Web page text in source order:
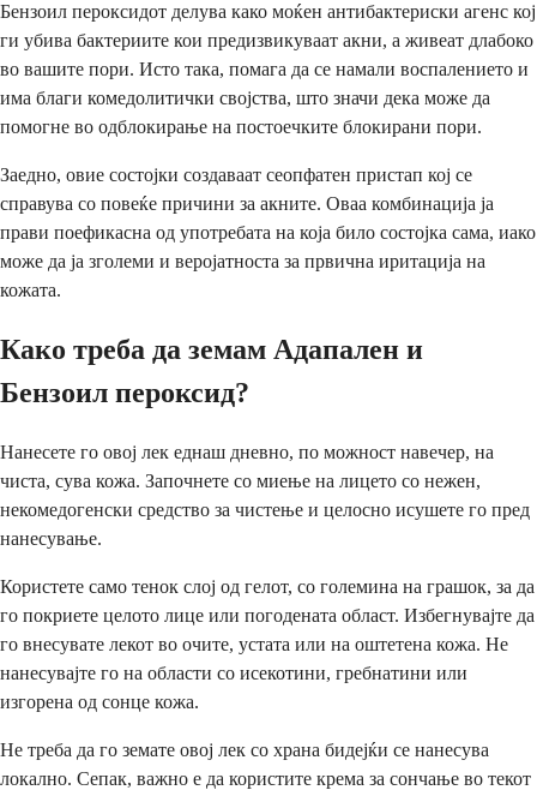
Бензоил пероксидот делува како моќен антибактериски агенс кој
ги убива бактериите кои предизвикуваат акни, а живеат длабоко
во вашите пори. Исто така, помага да се намали воспалението и
има благи комедолитички својства, што значи дека може да
помогне во одблокирање на постоечките блокирани пори.
Заедно, овие состојки создаваат сеопфатен пристап кој се
справува со повеќе причини за акните. Оваа комбинација ја
прави поефикасна од употребата на која било состојка сама, иако
може да ја зголеми и веројатноста за првична иритација на
кожата.
Како треба да земам Адапален и
Бензоил пероксид?
Нанесете го овој лек еднаш дневно, по можност навечер, на
чиста, сува кожа. Започнете со миење на лицето со нежен,
некомедогенски средство за чистење и целосно исушете го пред
нанесување.
Користете само тенок слој од гелот, со големина на грашок, за да
го покриете целото лице или погодената област. Избегнувајте да
го внесувате лекот во очите, устата или на оштетена кожа. Не
нанесувајте го на области со исекотини, гребнатини или
изгорена од сонце кожа.
Не треба да го земате овој лек со храна бидејќи се нанесува
локално. Сепак, важно е да користите крема за сончање во текот